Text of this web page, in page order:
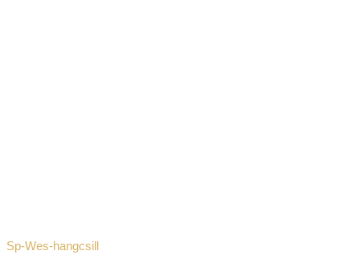
Sp-Wes-hangcsill